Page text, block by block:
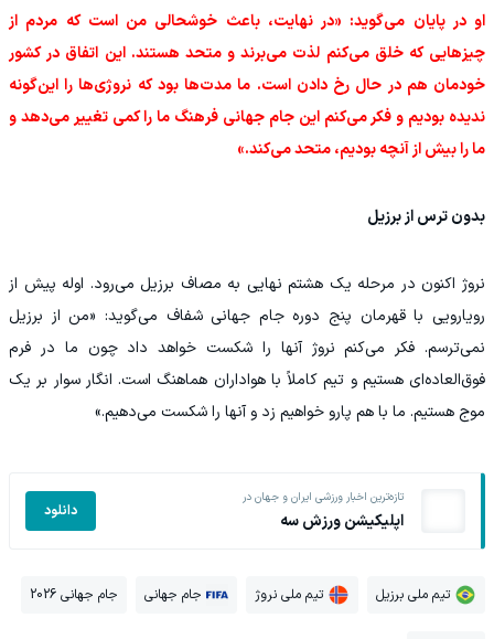
او در پایان می‌گوید: «در نهایت، باعث خوشحالی من است که مردم از
چیزهایی که خلق می‌کنم لذت می‌برند و متحد هستند. این اتفاق در کشور
خودمان هم در حال رخ دادن است. ما مدت‌ها بود که نروژی‌ها را این‌گونه
ندیده بودیم و فکر می‌کنم این جام جهانی فرهنگ ما را کمی تغییر می‌دهد و
ما را بیش از آنچه بودیم، متحد می‌کند.»
بدون ترس از برزیل
نروژ اکنون در مرحله یک‌ هشتم نهایی به مصاف برزیل می‌رود. اوله پیش از
رویارویی با قهرمان پنج دوره جام جهانی شفاف می‌گوید: «من از برزیل
نمی‌ترسم. فکر می‌کنم نروژ آنها را شکست خواهد داد چون ما در فرم
فوق‌العاده‌ای هستیم و تیم کاملاً با هواداران هماهنگ است. انگار سوار بر یک
موج هستیم. ما با هم پارو خواهیم زد و آنها را شکست می‌دهیم.»
تازه‌ترین اخبار ورزشی ایران و جهان در
اپلیکیشن ورزش سه دانلود
تیم ملی برزیل تیم ملی نروژ جام جهانی جام جهانی 2026